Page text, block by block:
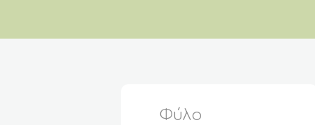
Φύλο